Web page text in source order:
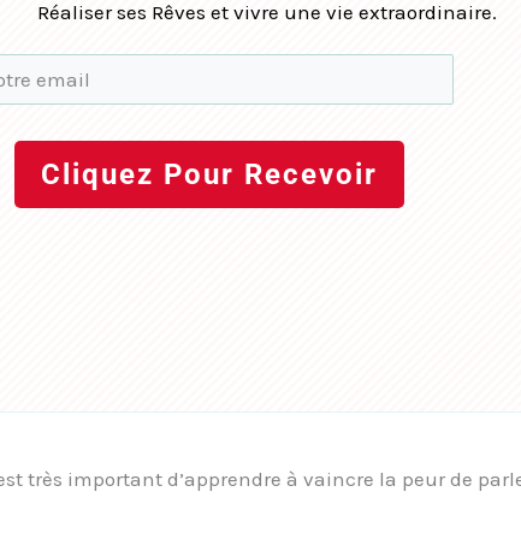
Réaliser ses Rêves et vivre une vie extraordinaire.
Cliquez Pour Recevoir
très important d’apprendre à vaincre la peur de